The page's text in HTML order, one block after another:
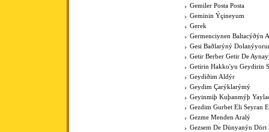
Gemiler Posta Posta
Geminin Ýçineyum
Gerek
Germenciynen Baltacýðýn
Gesi Baðlarýný
Getir Berber Getir De
Getirin Hakko'yu Geydirin
Geydiðim Aldýr
Geydim Çarýklarýmý
Geyinmiþ Kuþanmýþ
Gezdim Gurbet Eli Seyran
Gezme Menden Aralý
Gezsem De Dünyanýn Dört